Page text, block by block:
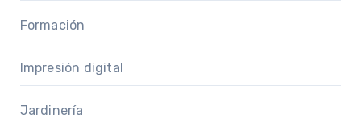
Formación
Impresión digital
Jardinería